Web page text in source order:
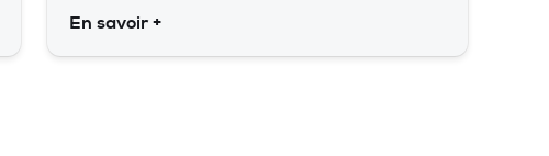
En savoir +